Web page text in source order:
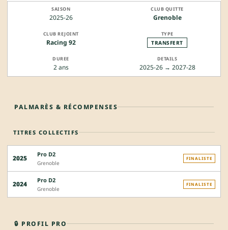
2025-26 Grenoble
Racing 92 TRANSFERT
2 ans 2025-26 → 2027-28
PALMARÈS & RÉCOMPENSES
TITRES COLLECTIFS
2025 Pro D2
Grenoble
FINALISTE
2024 Pro D2
Grenoble
FINALISTE
🔒 PROFIL PRO